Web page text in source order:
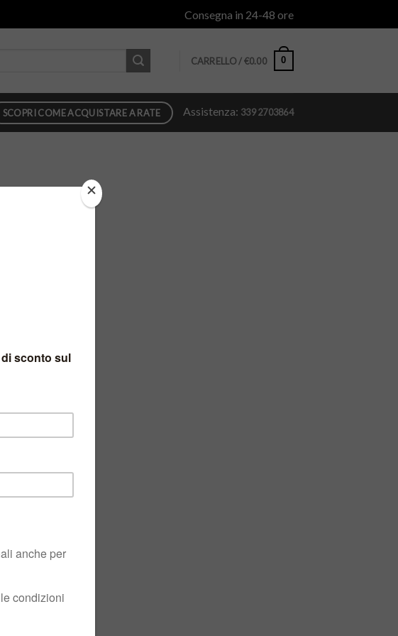
Consegna in 24-48 ore
CARRELLO /€0.00 0
SCOPRI COME ACQUISTARE A RATE Assistenza: 339 2703864